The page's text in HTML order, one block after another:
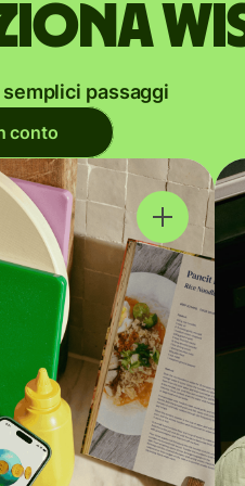
passaggi
conto